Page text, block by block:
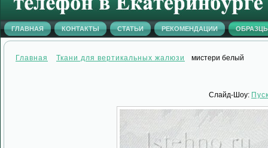
ГЛАВНАЯ КОНТАКТЫ СТАТЬИ РЕКОМЕНДАЦИИ
Главная Ткани для вертикальных жалюзи мистери белый
Слайд-Шоу: